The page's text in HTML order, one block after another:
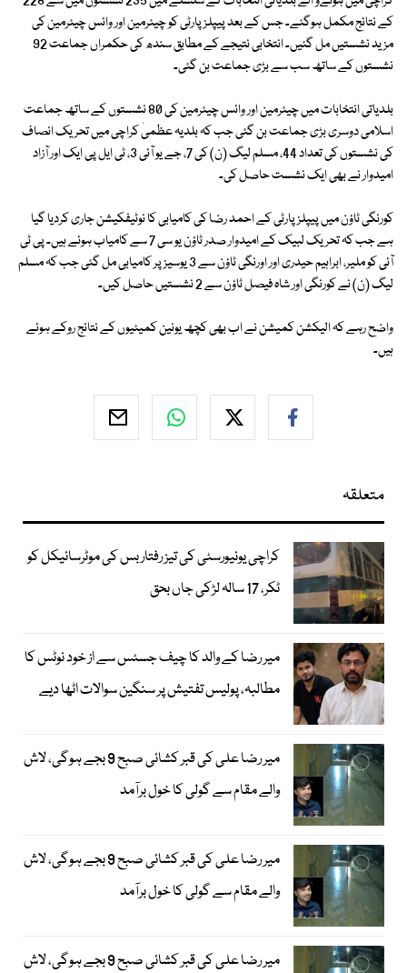
کے نتائج مکمل ہوگئے۔ جس کے بعد پیپلزپارٹی کو چیئرمین اور وائس چیئرمین کی
مزید نشستیں مل گئیں۔ انتخابی نتیجے کے مطابق سندھ کی حکمراں جماعت 92
نشستوں کے ساتھ سب سے بڑی جماعت بن گئی۔
بلدیاتی انتخابات میں چیئرمین اور وائس چیئرمین کی 80 نشستوں کے ساتھ جماعت
اسلامی دوسری بڑی جماعت بن گئی جب کہ بلدیہ عظمیٰ کراچی میں تحریک انصاف
کی نشستوں کی تعداد 44، مسلم لیگ (ن) کی 7، جے یو آئی 3، ٹی ایل پی ایک اور آزاد
امیدوار نے بھی ایک نشست حاصل کی۔
کورنگی ٹاؤن میں پیپلز پارٹی کے احمد رضا کی کامیابی کا نوٹیفکیشن جاری کردیا گیا
ہے جب کہ تحریک لبیک کے امیدوار صدر ٹاؤن یو سی 7 سے کامیاب ہوئے ہیں۔ پی ٹی
آئی کو ملیر، ابراہیم حیدری اور اورنگی ٹاؤن سے 3 یوسیز پر کامیابی مل گئی جب کہ مسلم
لیگ (ن) نے کورنگی اور شاہ فیصل ٹاؤن سے 2 نشستیں حاصل کیں۔
واضح رہے کہ الیکشن کمیشن نے اب بھی کچھ یونین کمیٹیوں کے نتائج روکے ہوئے
ہیں۔
متعلقہ
کراچی یونیورسٹی کی تیز رفتار بس کی موٹرسائیکل کو
ٹکر، 17 سالہ لڑکی جاں بحق
میر رضا کے والد کا چیف جسٹس سے از خود نوٹس کا
مطالبہ، پولیس تفتیش پر سنگین سوالات اٹھا دیے
میر رضا علی کی قبر کشائی صبح 9 بجے ہوگی، لاش
والے مقام سے گولی کا خول برآمد
میر رضا علی کی قبر کشائی صبح 9 بجے ہوگی، لاش
والے مقام سے گولی کا خول برآمد
میر رضا علی کی قبر کشائی صبح 9 بجے ہوگی، لاش